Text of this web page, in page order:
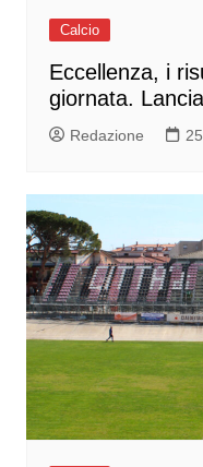
Calcio
Eccellenza, i
giornata.
Redazione